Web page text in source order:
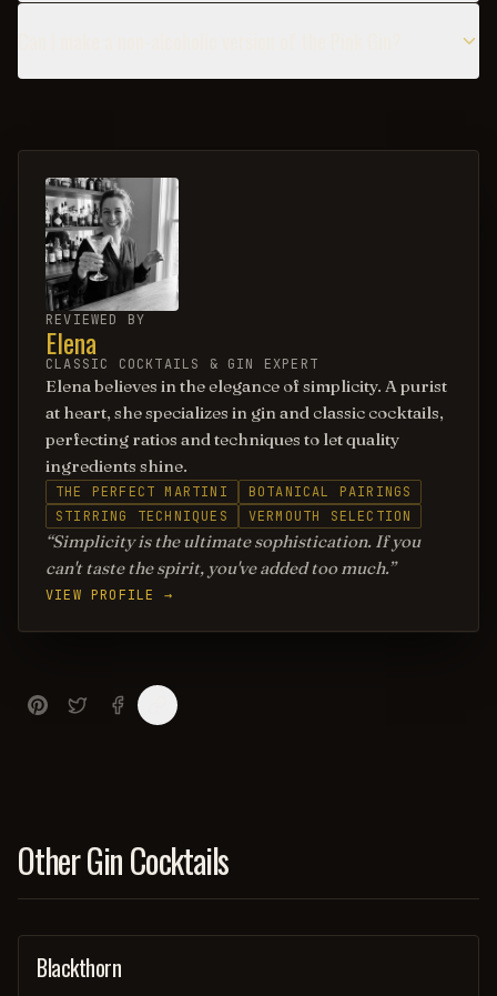
REVIEWED BY
Elena
CLASSIC COCKTAILS & GIN EXPERT
Elena believes in the elegance of simplicity. A purist
at heart, she specializes in gin and classic cocktails,
perfecting ratios and techniques to let quality
ingredients shine.
THE PERFECT MARTINI
BOTANICAL PAIRINGS
STIRRING TECHNIQUES
VERMOUTH SELECTION
Simplicity is the ultimate sophistication. If you
can't taste the spirit, you've added too much.
VIEW PROFILE →
Other Gin Cocktails
ORDINARY DRINK
Blackthorn